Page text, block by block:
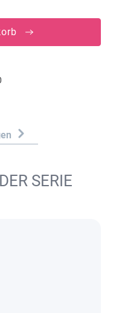
SERIE